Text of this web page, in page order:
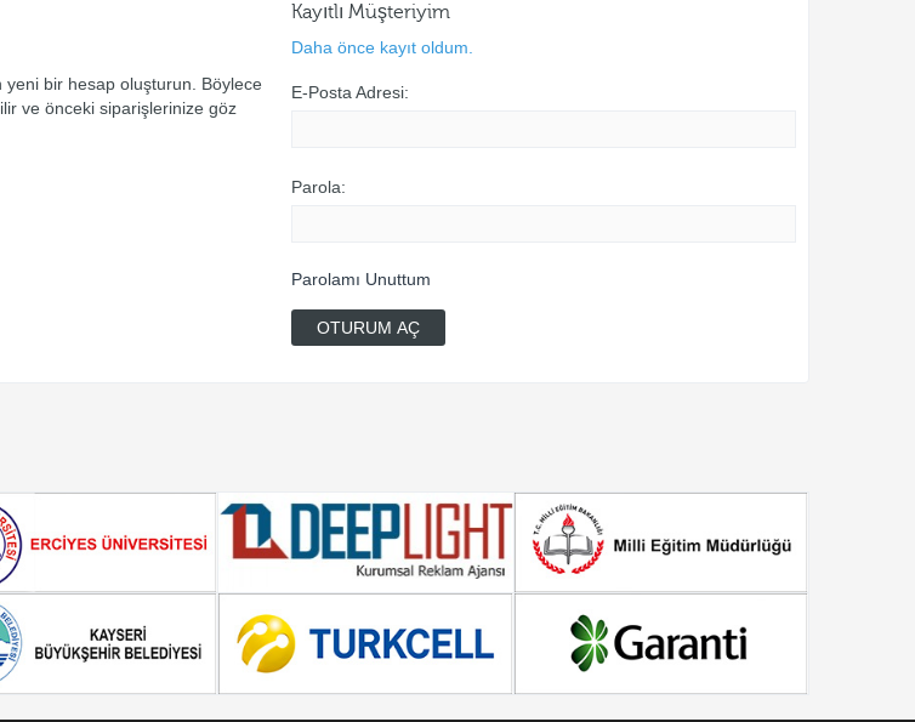
yeni bir hesap oluşturun. Böylece
ve önceki siparişlerinize göz
Kayıtlı Müşteriyim
Daha önce kayıt oldum.
E-Posta Adresi:
Parola:
Parolamı Unuttum